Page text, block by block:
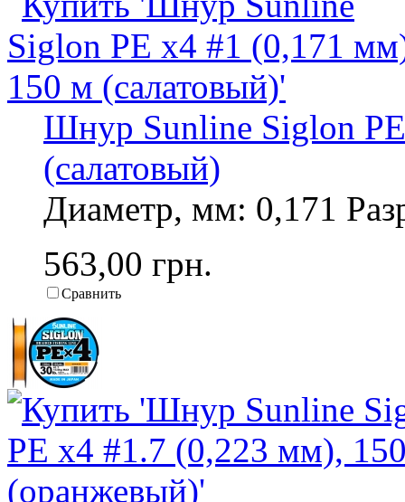
Шнур Sunline Siglon
(салатовый)
Диаметр, мм: 0,171
563,00 грн.
Сравнить